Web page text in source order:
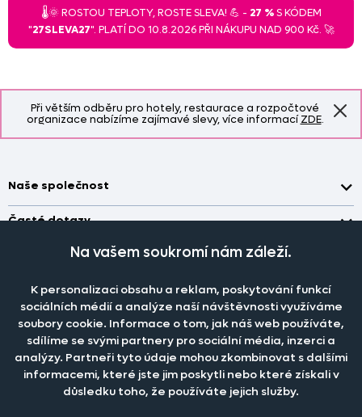
Při větším odběru pro hotely, restaurace a rozpočtové
organizace nabízíme zajímavé slevy, více informacíZDE.
🌡️🌞 ROSTOU TEPLOTY, ROSTE SLEVA! 💪 - 27 %S KÓDEM
"27SLEVA27". PLATÍ DO 10.8.2026 PŘI NÁKUPU NAD 900 Kč. 🚀
Staňte se členem klubu Dante.cz
Objevte slevy pro členy, získejte akční nabídky, novinky, tipy a
Naše společnost
Doprava a platba
Obchodní podmínky
Nastavení cookies
Katalog zdarma
Časté dotazy
Jak změřit okno pro nákup záclon?
Jak prát záclony a závěsy?
Jak prát povlečení a prostěradla?
Informace o materiálech
Šití záclon a závěsů
PRODEJNÍ ODDĚLENÍ - TELEFONICKY
po-pá 7:30 - 16:00
Tel.:777 111 818
e-mail:dotazy@dante.cz
reklamace:reklamace@dante.cz
Na vašem soukromí nám záleží.
K personalizaci obsahu a reklam, poskytování funkcí
sociálních médií a analýze naší návštěvnosti využíváme
soubory cookie. Informace o tom, jak náš web používáte,
sdílíme se svými partnery pro sociální média, inzerci a
analýzy. Partneři tyto údaje mohou zkombinovat s dalšími
informacemi, které jste jim poskytli nebo které získali v
důsledku toho, že používáte jejich služby.